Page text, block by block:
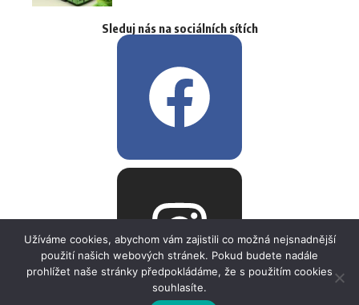
Sleduj nás na sociálních sítích
Užíváme cookies, abychom vám zajistili co možná nejsnadnější
použití našich webových stránek. Pokud budete nadále
prohlížet naše stránky předpokládáme, že s použitím cookies
souhlasíte.